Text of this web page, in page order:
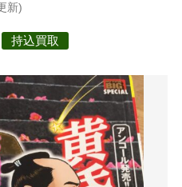
新)
持込買取